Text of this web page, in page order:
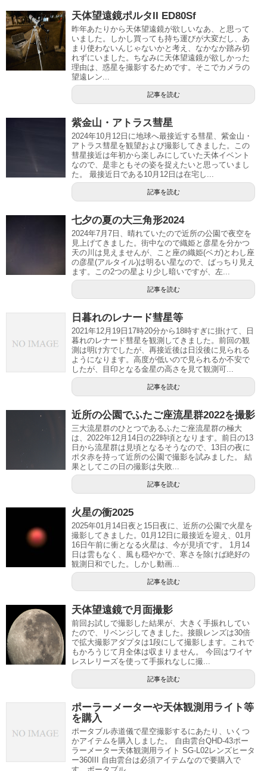
天体望遠鏡ポルタII ED80Sf
昨年あたりから天体望遠鏡が欲しいなあ、と思って
いました。しかし買っても持ち運びが大変だし、あ
まり使わないんじゃないかと考え、なかなか踏み切
れずにいました。ちなみに天体望遠鏡が欲しかった
理由は、惑星を撮影するためです。そこでカメラの
望遠レン...
記事を読む
紫金山・アトラス彗星
2024年10月12日に地球へ最接近する彗星、紫金山・
アトラス彗星を観望および撮影してきました。この
彗星接近は年初から楽しみにしていた天体イベント
なので、是非ともその姿を捉えたいと思っていまし
た。 最接近日である10月12日は在宅し...
記事を読む
七夕の夏の大三角形2024
2024年7月7日、晴れていたので近所の公園で夜空を
見上げてきました。街中なので織姫と彦星を分かつ
天の川は見えませんが、こと座の織姫(ベガ)とわし座
の彦星(アルタイル)は明るい星なので、ばっちり見え
ます。この2つの星より少し暗いですが、左...
記事を読む
日暮れのレナード彗星等
2021年12月19日17時20分から18時すぎに掛けて、日
暮れのレナード彗星を観測してきました。前回の観
測は明け方でしたが、再接近後は日没後に見られる
ようになります。高度が低いので見られるか不安で
したが、目印となる金星の高さを見て観測可...
記事を読む
近所の公園でふたご座流星群2022を撮影
三大流星群のひとつであるふたご座流星群の極大
は、2022年12月14日の22時頃となります。前日の13
日から流星群は見頃となるそうなので、13日の夜に
ポタ赤を持って近所の公園で撮影を試みました。 結
果としてこの日の撮影は失敗...
記事を読む
火星の衝2025
2025年01月14日夜と15日夜に、近所の公園で火星を
撮影してきました。01月12日に最接近を迎え、01月
16日午前に衝となる火星は、今が見頃です。 1月14
日は雲もなく、風も穏やかで、寒さを除けば絶好の
観測日和でした。しかし動画...
記事を読む
天体望遠鏡で月面撮影
前回お試しで撮影した結果が、大きく手振れしてい
たので、リベンジしてきました。接眼レンズは30倍
で拡大撮影アダプタは1段にして撮影します。これで
もかろうじて月全体は収まりません。 今回はワイヤ
レスレリーズを使って手振れなしに撮...
記事を読む
ポーラーメーターや天体観測用ライト等
を購入
ポータブル赤道儀で星空撮影するにあたり、いくつ
かアイテムを購入しました。 自由雲台QHD-43ポー
ラーメーター天体観測用ライト SG-L02レンズヒータ
ー360III 自由雲台は必須アイテムなので要購入で
す。ポータブル...